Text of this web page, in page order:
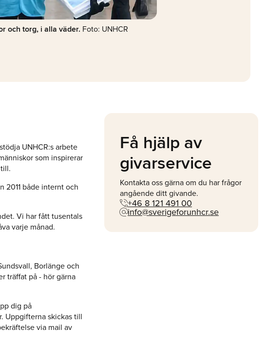
och torg, i alla väder. Foto: UNHCR
UNHCR:s arbete
som inspirerar
2011 både internt och
Vi har fått tusentals
varje månad.
Borlänge och
träffat på - hör gärna
dig på
Uppgifterna skickas till
via mail av
Få hjälp av
givarservice
Kontakta oss gärna om du har frågor
angående ditt givande.
phone_in_talk+46 8 121 491 00
alternate_emailinfo@sverigeforunhcr.se